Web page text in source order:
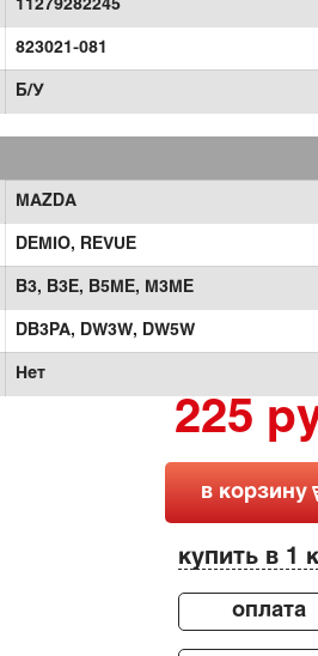
11279282245
823021-081
Б/У
MAZDA
DEMIO, REVUE
B3, B3E, B5ME, M3ME
DB3PA, DW3W, DW5W
Нет
225
в корзину
купить в 1
оплата